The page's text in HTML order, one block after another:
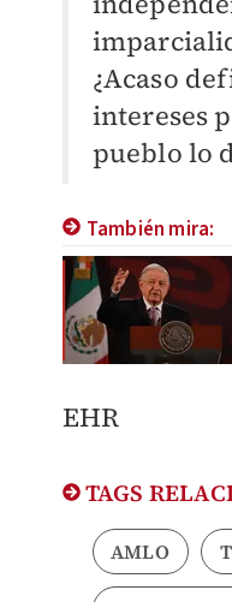
¿Acaso
intereses
pueblo lo
También mira:
EHR
TAGS
AMLO